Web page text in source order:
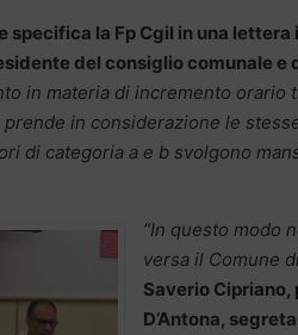
specifica la Fp Cgil in una
del consiglio comunale e
in materia di incremento orario
prende in considerazione le
di categoria a e b svolgono
“In questo modo
versa il Comune
Saverio Cipriano,
D’Antona,